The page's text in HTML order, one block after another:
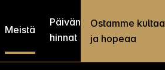
Meistä
Päivän
hinnat
Ostamme kultaa
ja hopeaa